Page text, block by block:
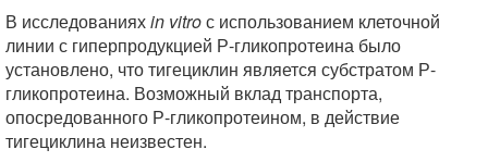
В исследованияхin vitroс использованием клеточной
линии с гиперпродукцией Р-гликопротеина было
установлено, что тигециклин является субстратом Р-
гликопротеина. Возможный вклад транспорта,
опосредованного Р-гликопротеином, в действие
тигециклина неизвестен.